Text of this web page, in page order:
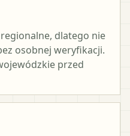
dlatego nie
osobnej weryfikacji.
przed